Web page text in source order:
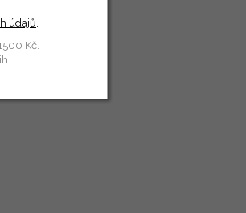
údajů
Kč.